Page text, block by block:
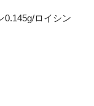
0.145g/ロイシン